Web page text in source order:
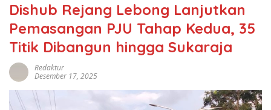
Dishub Rejang Lebong Lanjutkan
Pemasangan PJU Tahap Kedua, 35
Titik Dibangun hingga Sukaraja
Redaktur
Desember 17, 2025